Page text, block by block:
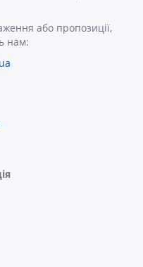
або пропозиції,
нам: